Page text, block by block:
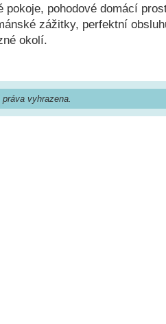
pokoje, pohodové domácí
zážitky, perfektní
okolí.
vyhrazena.